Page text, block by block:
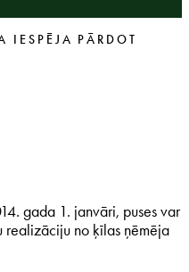
IESPĒJA PĀRDOT
gada 1. janvāri, puses var
realizāciju no ķīlas ņēmēja